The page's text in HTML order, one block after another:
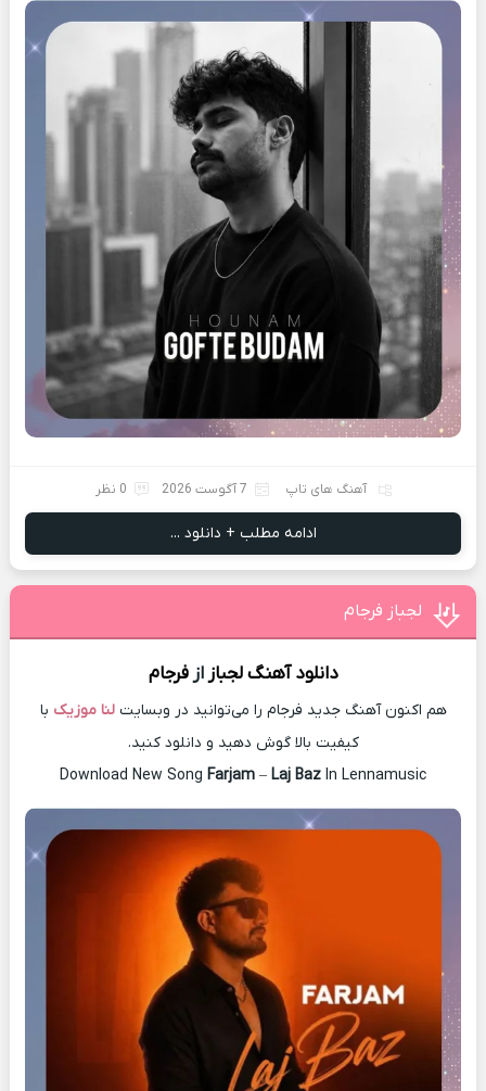
آهنگ های تاپ 7 آگوست 2026 0 نظر
ادامه مطلب + دانلود ...
لجباز فرجام
دانلود آهنگ لجبازازفرجام
هم اکنون آهنگ جدید فرجام را می‌توانید در وبسایتلنا موزیک با
کیفیت بالا گوش دهید و دانلود کنید.
Download New Song Farjam – Laj Baz In Lennamusic